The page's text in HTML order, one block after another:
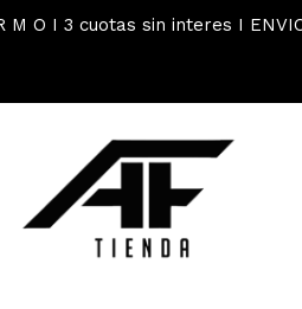
M O I 3 cuotas sin interes I